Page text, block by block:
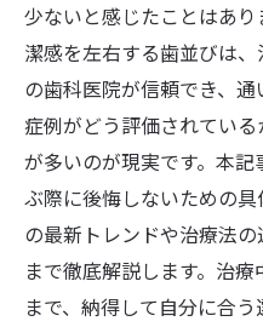
少ないと感じたことはあ
潔感を左右する歯並びは
の歯科医院が信頼でき、
症例がどう評価されてい
が多いのが現実です。本
ぶ際に後悔しないための
の最新トレンドや治療法
まで徹底解説します。治
まで、納得して自分に合